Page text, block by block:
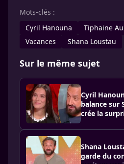
Mots-clés :
Cyril Hanouna
Tiphaine
Vacances
Shana Loustau
Sur le même sujet
Cyril
balance sur
crée la
Shana
garde du